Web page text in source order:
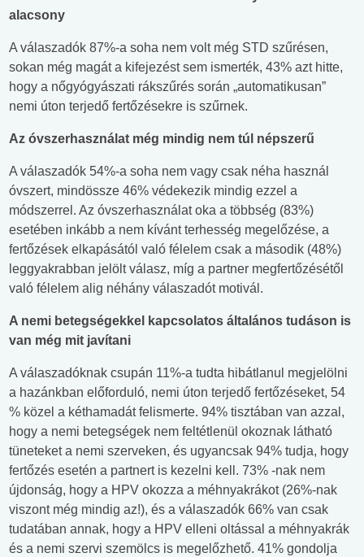
alacsony
A válaszadók 87%-a soha nem volt még STD szűrésen,
sokan még magát a kifejezést sem ismerték, 43% azt hitte,
hogy a nőgyógyászati rákszűrés során „automatikusan”
nemi úton terjedő fertőzésekre is szűrnek.
Az óvszerhasználat még mindig nem túl népszerű
A válaszadók 54%-a soha nem vagy csak néha használ
óvszert, mindössze 46% védekezik mindig ezzel a
módszerrel. Az óvszerhasználat oka a többség (83%)
esetében inkább a nem kívánt terhesség megelőzése, a
fertőzések elkapásától való félelem csak a második (48%)
leggyakrabban jelölt válasz, míg a partner megfertőzésétől
való félelem alig néhány válaszadót motivál.
A nemi betegségekkel kapcsolatos általános tudáson is
van még mit javítani
A válaszadóknak csupán 11%-a tudta hibátlanul megjelölni
a hazánkban előforduló, nemi úton terjedő fertőzéseket, 54
% közel a kéthamadát felismerte. 94% tisztában van azzal,
hogy a nemi betegségek nem feltétlenül okoznak látható
tüneteket a nemi szerveken, és ugyancsak 94% tudja, hogy
fertőzés esetén a partnert is kezelni kell. 73% -nak nem
újdonság, hogy a HPV okozza a méhnyakrákot (26%-nak
viszont még mindig az!), és a válaszadók 66% van csak
tudatában annak, hogy a HPV elleni oltással a méhnyakrák
és a nemi szervi szemölcs is megelőzhető. 41% gondolja